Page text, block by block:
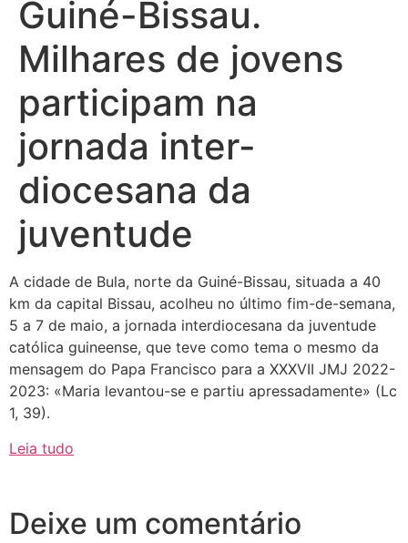
Guiné-Bissau.
Milhares de jovens
participam na
jornada inter-
diocesana da
juventude
A cidade de Bula, norte da Guiné-Bissau, situada a 40
km da capital Bissau, acolheu no último fim-de-semana,
5 a 7 de maio, a jornada interdiocesana da juventude
católica guineense, que teve como tema o mesmo da
mensagem do Papa Francisco para a XXXVII JMJ 2022-
2023: «Maria levantou-se e partiu apressadamente» (Lc
1, 39).
Leia tudo
Deixe um comentário